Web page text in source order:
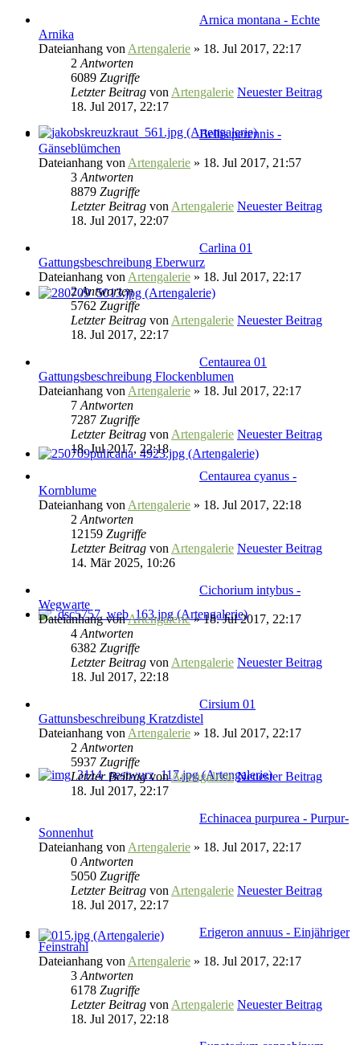
Arnica montana - Echte
Arnika
Dateianhang von Artengalerie » 18. Jul 2017, 22:17
2 Antworten
6089 Zugriffe
Letzter Beitrag von Artengalerie Neuester Beitrag
18. Jul 2017, 22:17
Bellis perennis -
Gänseblümchen
Dateianhang von Artengalerie » 18. Jul 2017, 21:57
3 Antworten
8879 Zugriffe
Letzter Beitrag von Artengalerie Neuester Beitrag
18. Jul 2017, 22:07
Carlina 01
Gattungsbeschreibung Eberwurz
Dateianhang von Artengalerie » 18. Jul 2017, 22:17
2Antworten
5762 Zugriffe
Letzter Beitrag von Artengalerie Neuester Beitrag
18. Jul 2017, 22:17
Centaurea 01
Gattungsbeschreibung Flockenblumen
Dateianhang von Artengalerie » 18. Jul 2017, 22:17
7 Antworten
7287 Zugriffe
Letzter Beitrag von Artengalerie Neuester Beitrag
18. Jul 2017, 22:18
Centaurea cyanus -
Kornblume
Dateianhang von Artengalerie » 18. Jul 2017, 22:18
2 Antworten
12159 Zugriffe
Letzter Beitrag von Artengalerie Neuester Beitrag
14. Mär 2025, 10:26
Cichorium intybus -
Wegwarte
DateianhangvonArtengalerie» 18. Jul 2017, 22:17
4 Antworten
6382 Zugriffe
Letzter Beitrag von Artengalerie Neuester Beitrag
18. Jul 2017, 22:18
Cirsium 01
Gattunsbeschreibung Kratzdistel
Dateianhang von Artengalerie » 18. Jul 2017, 22:17
2 Antworten
5937 Zugriffe
Letzter BeitragvonArtengalerie Neuester Beitrag
18. Jul 2017, 22:17
Echinacea purpurea - Purpur-
Sonnenhut
Dateianhang von Artengalerie » 18. Jul 2017, 22:17
0 Antworten
5050 Zugriffe
Letzter Beitrag von Artengalerie Neuester Beitrag
18. Jul 2017, 22:17
Erigeron annuus - Einjähriger
Feinstrahl
Dateianhang von Artengalerie » 18. Jul 2017, 22:17
3 Antworten
6178 Zugriffe
Letzter Beitrag von Artengalerie Neuester Beitrag
18. Jul 2017, 22:18